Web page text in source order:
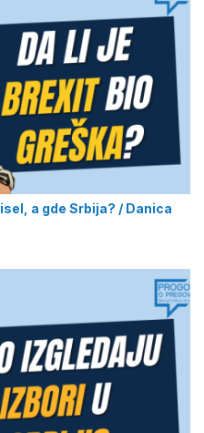
a gde Srbija? / Danica